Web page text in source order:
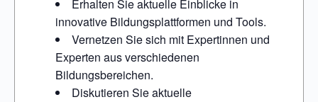
Erhalten Sie aktuelle Einblicke in
innovative Bildungsplattformen und Tools.
Vernetzen Sie sich mit Expertinnen und
Experten aus verschiedenen
Bildungsbereichen.
Diskutieren Sie aktuelle